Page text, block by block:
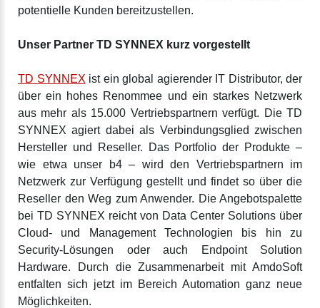
potentielle Kunden bereitzustellen.
Unser Partner TD SYNNEX kurz vorgestellt
TD SYNNEX ist ein global agierender IT Distributor, der
über ein hohes Renommee und ein starkes Netzwerk
aus mehr als 15.000 Vertriebspartnern verfügt. Die TD
SYNNEX agiert dabei als Verbindungsglied zwischen
Hersteller und Reseller. Das Portfolio der Produkte –
wie etwa unser b4 – wird den Vertriebspartnern im
Netzwerk zur Verfügung gestellt und findet so über die
Reseller den Weg zum Anwender. Die Angebotspalette
bei TD SYNNEX reicht von Data Center Solutions über
Cloud- und Management Technologien bis hin zu
Security-Lösungen oder auch Endpoint Solution
Hardware. Durch die Zusammenarbeit mit AmdoSoft
entfalten sich jetzt im Bereich Automation ganz neue
Möglichkeiten.